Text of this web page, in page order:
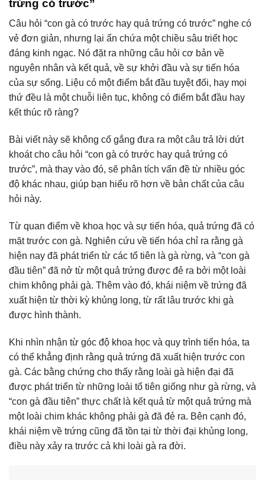
trứng có trước”
Câu hỏi “con gà có trước hay quả trứng có trước” nghe có
vẻ đơn giản, nhưng lại ẩn chứa một chiều sâu triết học
đáng kinh ngạc. Nó đặt ra những câu hỏi cơ bản về
nguyên nhân và kết quả, về sự khởi đầu và sự tiến hóa
của sự sống. Liệu có một điểm bắt đầu tuyệt đối, hay mọi
thứ đều là một chuỗi liên tục, không có điểm bắt đầu hay
kết thúc rõ ràng?
Bài viết này sẽ không cố gắng đưa ra một câu trả lời dứt
khoát cho câu hỏi “con gà có trước hay quả trứng có
trước”, mà thay vào đó, sẽ phân tích vấn đề từ nhiều góc
độ khác nhau, giúp bạn hiểu rõ hơn về bản chất của câu
hỏi này.
Từ quan điểm về khoa học và sự tiến hóa, quả trứng đã có
mặt trước con gà. Nghiên cứu về tiến hóa chỉ ra rằng gà
hiện nay đã phát triển từ các tổ tiên là gà rừng, và “con gà
đầu tiên” đã nở từ một quả trứng được đẻ ra bởi một loài
chim không phải gà. Thêm vào đó, khái niệm về trứng đã
xuất hiện từ thời kỳ khủng long, từ rất lâu trước khi gà
được hình thành.
Khi nhìn nhận từ góc độ khoa học và quy trình tiến hóa, ta
có thể khẳng định rằng quả trứng đã xuất hiện trước con
gà. Các bằng chứng cho thấy rằng loài gà hiện đại đã
được phát triển từ những loài tổ tiên giống như gà rừng, và
“con gà đầu tiên” thực chất là kết quả từ một quả trứng mà
một loài chim khác không phải gà đã đẻ ra. Bên cạnh đó,
khái niệm về trứng cũng đã tồn tại từ thời đại khủng long,
điều này xảy ra trước cả khi loài gà ra đời.